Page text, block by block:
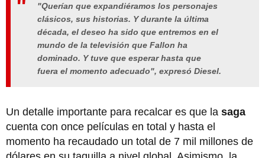
"Querían que expandiéramos los personajes
clásicos, sus historias. Y durante la última
década, el deseo ha sido que entremos en el
mundo de la televisión que Fallon ha
dominado. Y tuve que esperar hasta que
fuera el momento adecuado", expresó Diesel.
Un detalle importante para recalcar es que la saga
cuenta con once películas en total y hasta el
momento ha recaudado un total de 7 mil millones de